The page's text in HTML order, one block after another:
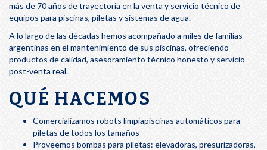
más de 70 años de trayectoria en la venta y servicio técnico de
equipos para piscinas, piletas y sistemas de agua.
A lo largo de las décadas hemos acompañado a miles de familias
argentinas en el mantenimiento de sus piscinas, ofreciendo
productos de calidad, asesoramiento técnico honesto y servicio
post-venta real.
QUÉ HACEMOS
Comercializamos robots limpiapiscinas automáticos para
piletas de todos los tamaños
Proveemos bombas para piletas: elevadoras, presurizadoras,